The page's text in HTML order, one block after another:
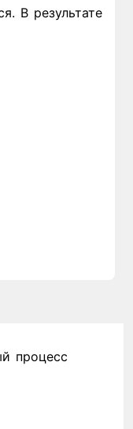
В результате
процесс